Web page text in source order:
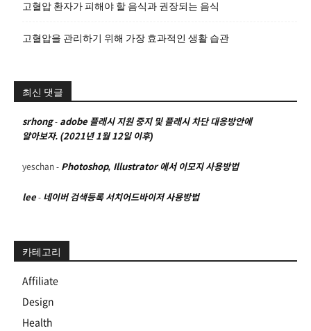
고혈압 환자가 피해야 할 음식과 권장되는 음식
고혈압을 관리하기 위해 가장 효과적인 생활 습관
최신 댓글
srhong- adobe 플래시 지원 중지 및 플래시 차단 대응방안에
알아보자. (2021년 1월 12일 이후)
yeschan - Photoshop, Illustrator 에서 이모지 사용방법
lee - 네이버 검색등록 서치어드바이저 사용방법
카테고리
Affiliate
Design
Health